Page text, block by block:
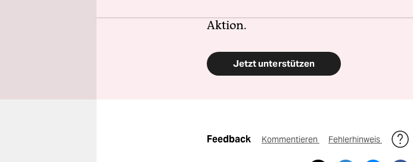
Aktion.
Jetzt unterstützen
Feedback Kommentieren Fehlerhinweis